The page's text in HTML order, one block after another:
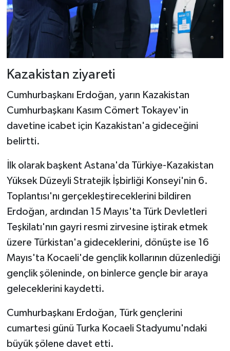
Kazakistan ziyareti
Cumhurbaşkanı Erdoğan, yarın Kazakistan
Cumhurbaşkanı Kasım Cömert Tokayev'in
davetine icabet için Kazakistan'a gideceğini
belirtti.
İlk olarak başkent Astana'da Türkiye-Kazakistan
Yüksek Düzeyli Stratejik İşbirliği Konseyi'nin 6.
Toplantısı'nı gerçekleştireceklerini bildiren
Erdoğan, ardından 15 Mayıs'ta Türk Devletleri
Teşkilatı'nın gayri resmi zirvesine iştirak etmek
üzere Türkistan'a gideceklerini, dönüşte ise 16
Mayıs'ta Kocaeli'de gençlik kollarının düzenlediği
gençlik şöleninde, on binlerce gençle bir araya
geleceklerini kaydetti.
Cumhurbaşkanı Erdoğan, Türk gençlerini
cumartesi günü Turka Kocaeli Stadyumu'ndaki
büyük şölene davet etti.